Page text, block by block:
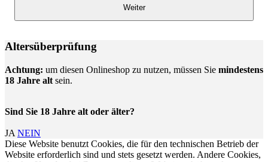
Weiter
Altersüberprüfung
Achtung: um diesen Onlineshop zu nutzen, müssen Sie mindestens
18 Jahre alt sein.
Sind Sie 18 Jahre alt oder älter?
JA NEIN
Diese Website benutzt Cookies, die für den technischen Betrieb der
Website erforderlich sind und stets gesetzt werden. Andere Cookies,